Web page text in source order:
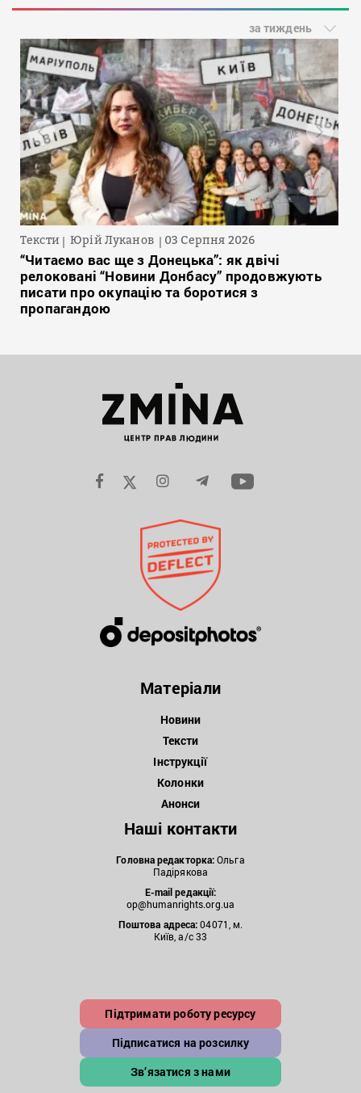
за тиждень
Тексти Юрій Луканов 03 Серпня 2026
“Читаємо вас ще з Донецька”: як двічі
релоковані “Новини Донбасу” продовжують
писати про окупацію та боротися з
пропагандою
Матеріали
Новини
Тексти
Інструкції
Колонки
Анонси
Наші контакти
Головна редакторка:Ольга
Падірякова
E-mail редакції:
op@humanrights.org.ua
Поштова адреса:04071, м.
Київ, а/с 33
Підтримати роботу ресурсу
Підписатися на розсилку
Зв’язатися з нами